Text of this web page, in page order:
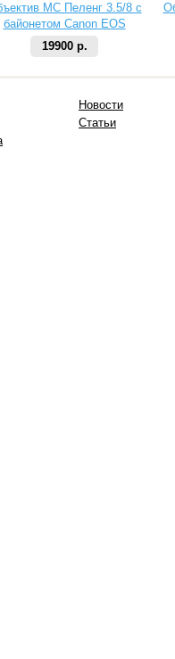
МС Пеленг 3.5/8 с
байонетом Canon EOS
19900 р.
Новости
Статьи